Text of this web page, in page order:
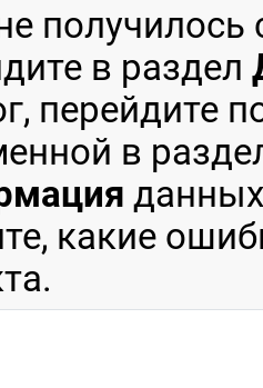
получилось
в раздел
перейдите
в
какие